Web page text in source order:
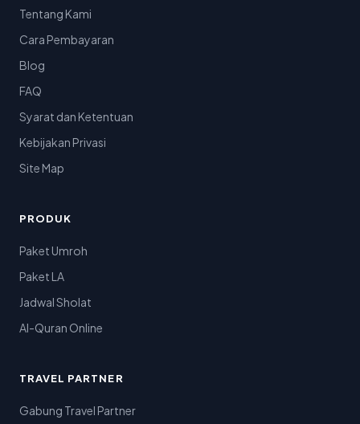
Tentang Kami
Cara Pembayaran
Blog
FAQ
Syarat dan Ketentuan
Kebijakan Privasi
Site Map
PRODUK
Paket Umroh
Paket LA
Jadwal Sholat
Al-Quran Online
TRAVEL PARTNER
Gabung Travel Partner